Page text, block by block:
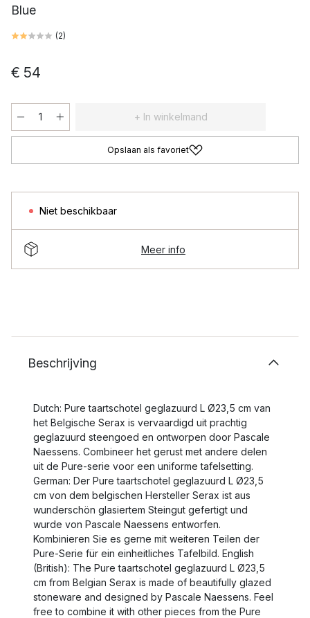
Blue
(2)
€ 54
+ In winkelmand
Opslaan als favoriet
Niet beschikbaar
Meer info
Beschrijving
Dutch: Pure taartschotel geglazuurd L Ø23,5 cm van
het Belgische Serax is vervaardigd uit prachtig
geglazuurd steengoed en ontworpen door Pascale
Naessens. Combineer het gerust met andere delen
uit de Pure-serie voor een uniforme tafelsetting.
German: Der Pure taartschotel geglazuurd L Ø23,5
cm von dem belgischen Hersteller Serax ist aus
wunderschön glasiertem Steingut gefertigt und
wurde von Pascale Naessens entworfen.
Kombinieren Sie es gerne mit weiteren Teilen der
Pure-Serie für ein einheitliches Tafelbild. English
(British): The Pure taartschotel geglazuurd L Ø23,5
cm from Belgian Serax is made of beautifully glazed
stoneware and designed by Pascale Naessens. Feel
free to combine it with other pieces from the Pure